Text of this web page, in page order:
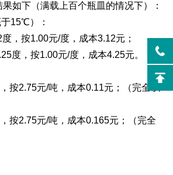
如下（满载上百个瓶皿的情况下）：
15℃）：
，按1.00元/度，成本3.12元；
度，按1.00元/度，成本4.25元。
按2.75元/吨，成本0.11元；（完全以
按2.75元/吨，成本0.165元；（完全